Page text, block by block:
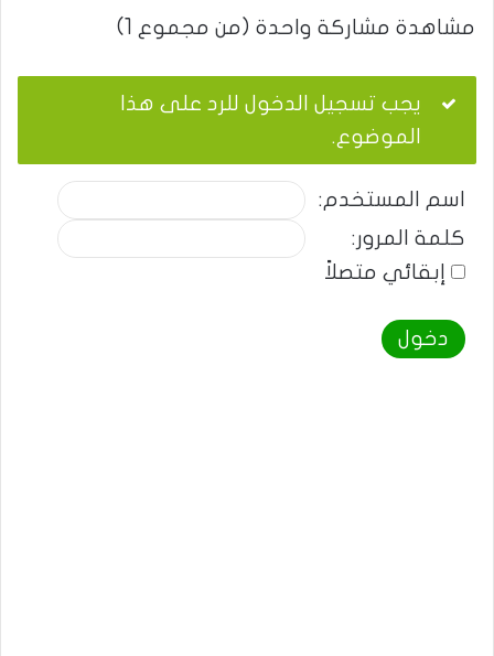
مشاهدة مشاركة واحدة (من مجموع 1)
يجب تسجيل الدخول للرد على هذا
الموضوع.
اسم المستخدم:
كلمة المرور:
إبقائي متصلاً
دخول